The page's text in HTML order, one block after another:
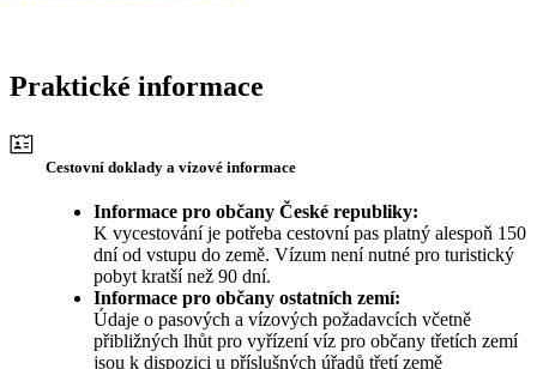
Praktické informace
Cestovní doklady a vízové informace
Informace pro občany České republiky:
K vycestování je potřeba cestovní pas platný alespoň 150
dní od vstupu do země. Vízum není nutné pro turistický
pobyt kratší než 90 dní.
Informace pro občany ostatních zemí:
Údaje o pasových a vízových požadavcích včetně
přibližných lhůt pro vyřízení víz pro občany třetích zemí
jsou k dispozici u příslušných úřadů třetí země